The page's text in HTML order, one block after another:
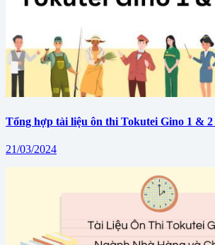
Tổng hợp tài liệu ôn thi Tokutei Gino 1 & 2
21/03/2024